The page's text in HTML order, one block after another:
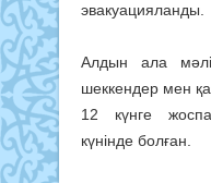
эвакуацияланды.
Алдын ала
шеккендер мен
12 күнге
күнінде болған.